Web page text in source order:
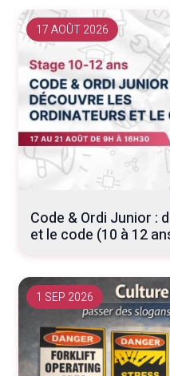
Code & Ordi Junior :
et le code (10 à 12
17 AOÛT 2026
1 SEP 2026